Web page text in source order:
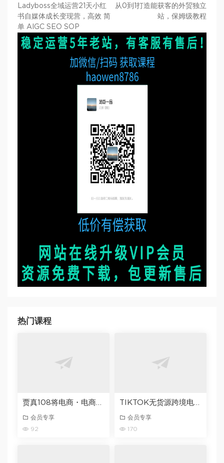
Ladyboss全域运营21天小红
书自媒体成长变现营，高效 简
单 AIGC SEO SOP
从0到1打造能获客的外贸独立
站，保姆级教程
热门课程
贾真108将电商・电商圈实战干货（2023-2026年），覆盖淘系、拼多多、抖音、小红书等多平台，助力电商人避开坑、提效率、稳盈利
会员专享
92
TIKTOK无货源跨境电商防封指南10条视频带货流程让自己的店铺持续出单【文档】
会员专享
170